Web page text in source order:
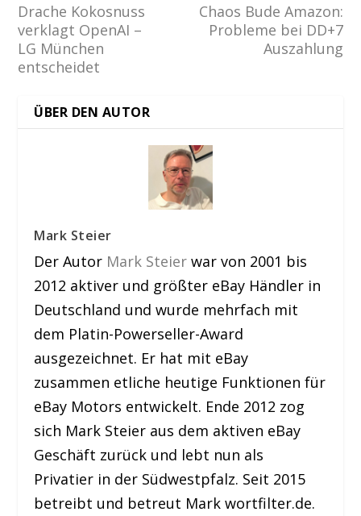
Drache Kokosnuss
verklagt OpenAI –
LG München
entscheidet
Chaos Bude Amazon:
Probleme bei DD+7
Auszahlung
ÜBER DEN AUTOR
Mark Steier
Der Autor Mark Steier war von 2001 bis
2012 aktiver und größter eBay Händler in
Deutschland und wurde mehrfach mit
dem Platin-Powerseller-Award
ausgezeichnet. Er hat mit eBay
zusammen etliche heutige Funktionen für
eBay Motors entwickelt. Ende 2012 zog
sich Mark Steier aus dem aktiven eBay
Geschäft zurück und lebt nun als
Privatier in der Südwestpfalz. Seit 2015
betreibt und betreut Mark wortfilter.de.